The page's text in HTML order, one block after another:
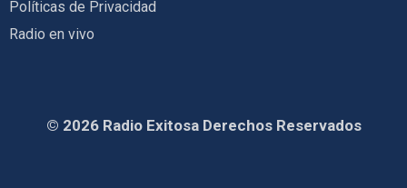
Políticas de Privacidad
Radio en vivo
© 2026 Radio Exitosa Derechos Reservados